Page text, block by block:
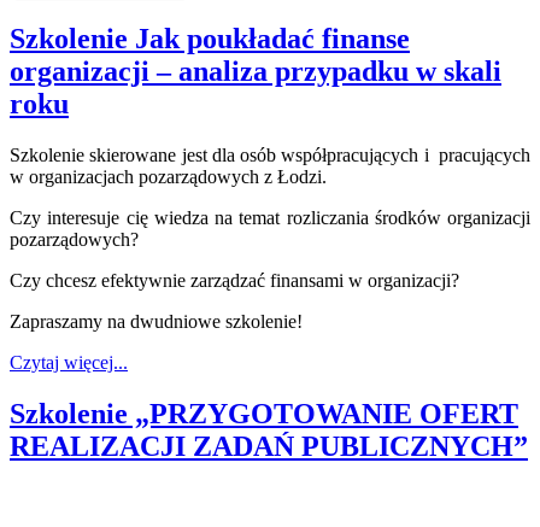
Szkolenie Jak poukładać finanse
organizacji – analiza przypadku w skali
roku
Szkolenie skierowane jest dla osób współpracujących i pracujących
w organizacjach pozarządowych z Łodzi.
Czy interesuje cię wiedza na temat rozliczania środków organizacji
pozarządowych?
Czy chcesz efektywnie zarządzać finansami w organizacji?
Zapraszamy na dwudniowe szkolenie!
Czytaj więcej...
Szkolenie „PRZYGOTOWANIE OFERT
REALIZACJI ZADAŃ PUBLICZNYCH”